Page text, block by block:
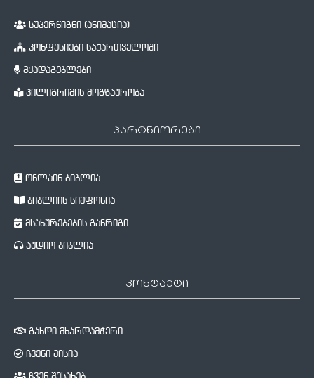
სუპერწიგნი (ანიმაცია)
კონფესიები საქართველოში
მქადაგებლები
პილიგრიმის მოგზაურობა
პარტნიორები
ონლაინ ბიბლია
ბიბლიის სიმფონია
მსახურებების განრიგი
აუდიო ბიბლია
კონტაქტი
გახდი მხარდამჭერი
ჩვენი მისია